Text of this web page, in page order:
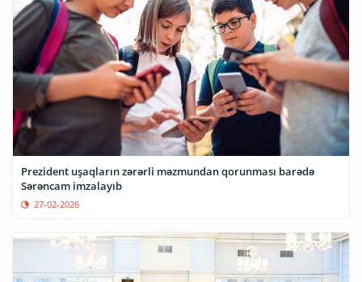
Prezident uşaqların zərərli məzmundan qorunması barədə
Sərəncam imzalayıb
27-02-2026